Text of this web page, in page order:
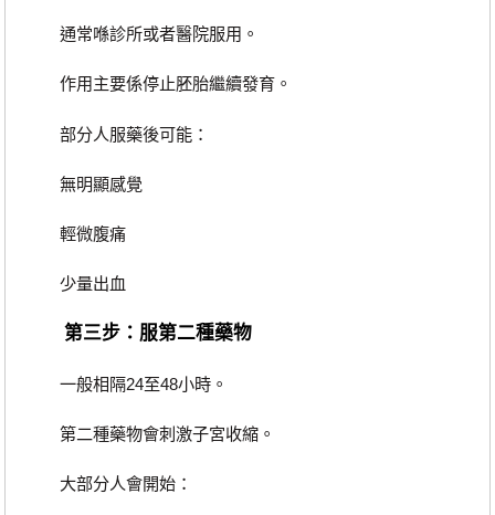
通常喺診所或者醫院服用。
作用主要係停止胚胎繼續發育。
部分人服藥後可能：
無明顯感覺
輕微腹痛
少量出血
第三步：服第二種藥物
一般相隔24至48小時。
第二種藥物會刺激子宮收縮。
大部分人會開始：